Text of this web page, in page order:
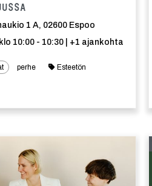
1 A, 02600 Espoo
10:00 - 10:30 | +1 ajankohta
perhe Esteetön